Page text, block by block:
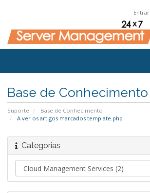
Entrar
Base de Conhecimento
Suporte
Base de Conhecimento
A ver os artigos marcados template.php
Categorias